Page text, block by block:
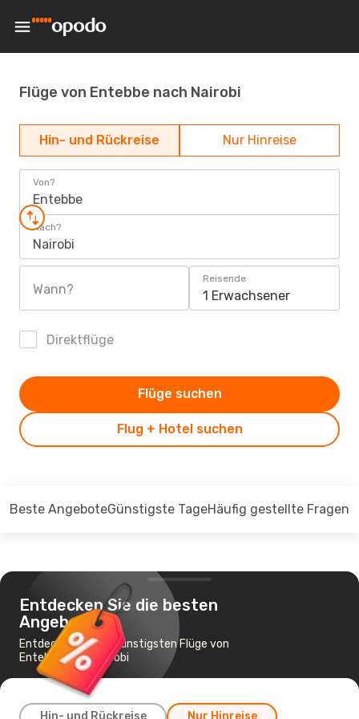
Flüge von Entebbe nach Nairobi
Hin- und Rückreise Nur Hinreise
Von?
Entebbe
Nach?
Nairobi
Wann?
Reisende
1 Erwachsener
Direktflüge
Flug + Hotel suchen
Flüge suchen
Beste AngeboteGünstigste TageHäufig gestellte Fragen
Entdecken Sie die besten
Angebote
Entdecken Sie die günstigsten Flüge von
Entebbe nach Nairobi
Hin- und Rückreise Nur Hinreise